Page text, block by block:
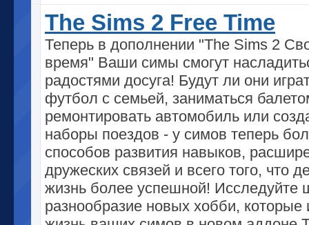
The Sims 2 Free Time
Теперь в дополнении "The Sims 2
время" Ваши симы смогут
радостями досуга! Будут ли они
футбол с семьей, заниматься
ремонтировать автомобиль или
наборы поездов - у симов теперь
способов развития навыков,
дружеских связей и всего того, что
жизнь более успешной! Исследуйте
разнообразие новых хобби, которые